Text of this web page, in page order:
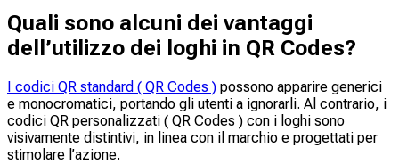
Quali sono alcuni dei vantaggi
dell’utilizzo dei loghi in QR Codes?
I codici QR standard ( QR Codes ) possono apparire generici
e monocromatici, portando gli utenti a ignorarli. Al contrario, i
codici QR personalizzati ( QR Codes ) con i loghi sono
visivamente distintivi, in linea con il marchio e progettati per
stimolare l’azione.